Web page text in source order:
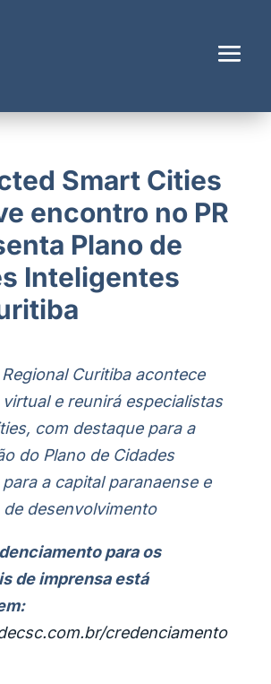
Smart Cities
encontro no PR
Plano de
Inteligentes
Curitiba acontece
e reunirá especialistas
com destaque para a
do Plano de Cidades
a capital paranaense e
desenvolvimento
para os
de imprensa está
credenciamento